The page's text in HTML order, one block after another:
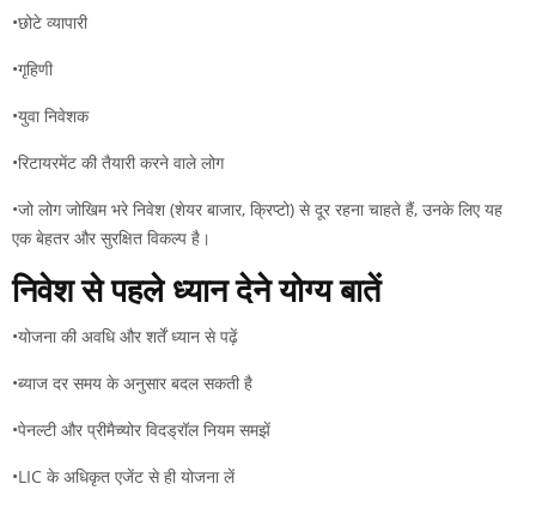
•छोटे व्यापारी
•गृहिणी
•युवा निवेशक
•रिटायरमेंट की तैयारी करने वाले लोग
•जो लोग जोखिम भरे निवेश (शेयर बाजार, क्रिप्टो) से दूर रहना चाहते हैं, उनके लिए यह
एक बेहतर और सुरक्षित विकल्प है।
निवेश से पहले ध्यान देने योग्य बातें
•योजना की अवधि और शर्तें ध्यान से पढ़ें
•ब्याज दर समय के अनुसार बदल सकती है
•पेनल्टी और प्रीमैच्योर विदड्रॉल नियम समझें
•LIC के अधिकृत एजेंट से ही योजना लें